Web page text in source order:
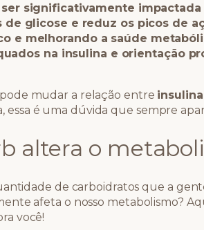
significativamente impactada
glicose e reduz os picos de
e melhorando a saúde
na insulina e orientação
mudar a relação entre
essa é uma dúvida que sempre
altera o
de carboidratos que a
afeta o nosso metabolismo?
você!